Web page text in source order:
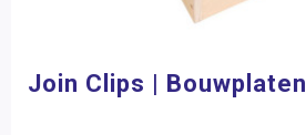
Join Clips | Bouwplaten